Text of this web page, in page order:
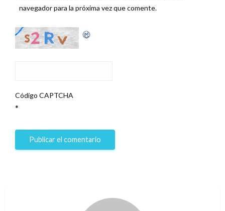
navegador para la próxima vez que comente.
Código CAPTCHA
*